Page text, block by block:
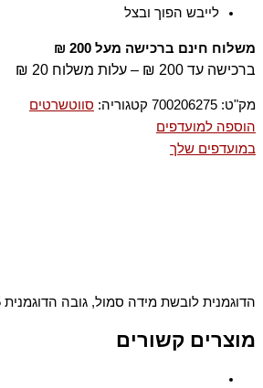
לייבש הפוך ובצל
משלוח חינם ברכישה מעל 200 ₪
ברכישה עד 200 ₪ – עלות משלוח 20 ₪
מק"ט: 700206275 קטגוריה: סווטשרטים
הוספה למועדפים
במועדפים שלך
הדוגמנית לובשת מידה סמול, גובה הדוגמנית 175 ס"מ
מוצרים קשורים